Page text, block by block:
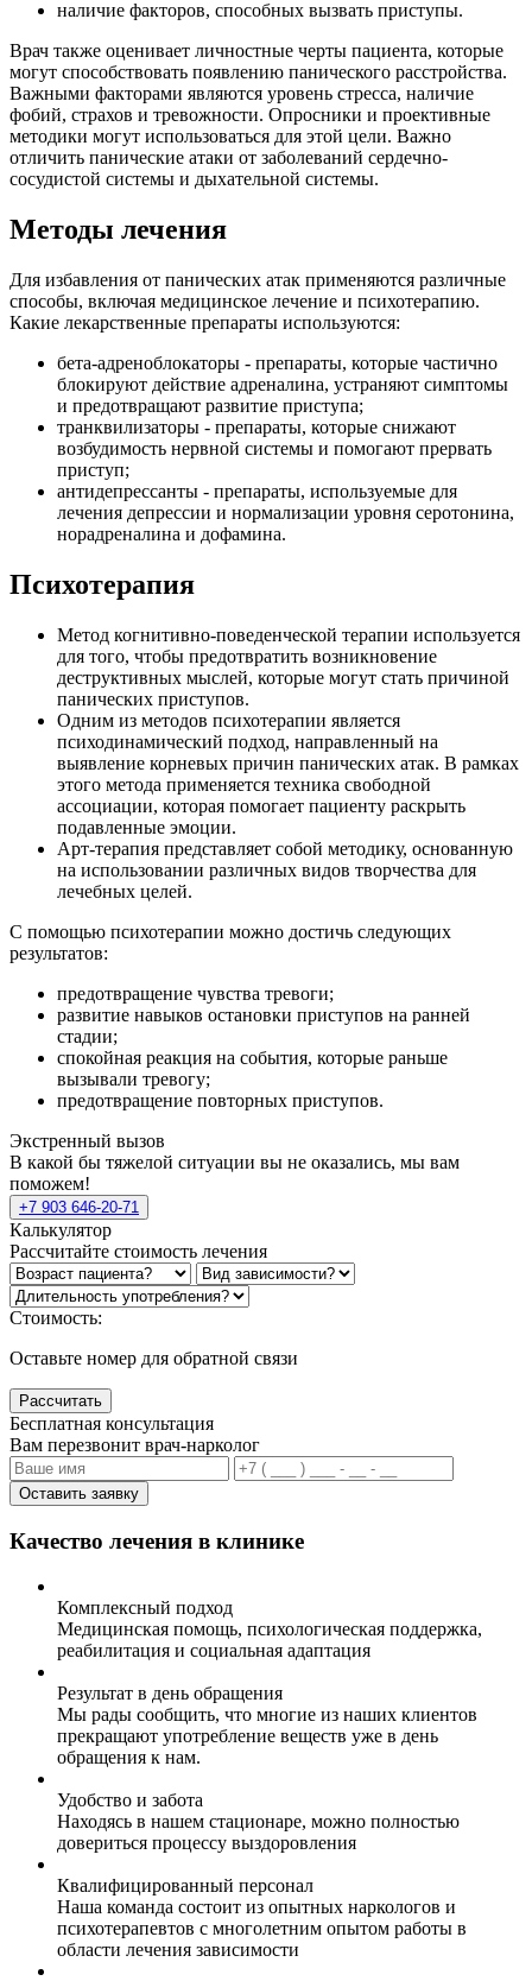
наличие факторов, способных вызвать приступы.
Врач также оценивает личностные черты пациента, которые
могут способствовать появлению панического расстройства.
Важными факторами являются уровень стресса, наличие
фобий, страхов и тревожности. Опросники и проективные
методики могут использоваться для этой цели. Важно
отличить панические атаки от заболеваний сердечно-
сосудистой системы и дыхательной системы.
Методы лечения
Для избавления от панических атак применяются различные
способы, включая медицинское лечение и психотерапию.
Какие лекарственные препараты используются:
бета-адреноблокаторы - препараты, которые частично
блокируют действие адреналина, устраняют симптомы
и предотвращают развитие приступа;
транквилизаторы - препараты, которые снижают
возбудимость нервной системы и помогают прервать
приступ;
антидепрессанты - препараты, используемые для
лечения депрессии и нормализации уровня серотонина,
норадреналина и дофамина.
Психотерапия
Метод когнитивно-поведенческой терапии используется
для того, чтобы предотвратить возникновение
деструктивных мыслей, которые могут стать причиной
панических приступов.
Одним из методов психотерапии является
психодинамический подход, направленный на
выявление корневых причин панических атак. В рамках
этого метода применяется техника свободной
ассоциации, которая помогает пациенту раскрыть
подавленные эмоции.
Арт-терапия представляет собой методику, основанную
на использовании различных видов творчества для
лечебных целей.
С помощью психотерапии можно достичь следующих
результатов:
предотвращение чувства тревоги;
развитие навыков остановки приступов на ранней
стадии;
спокойная реакция на события, которые раньше
вызывали тревогу;
предотвращение повторных приступов.
Экстренный вызов
В какой бы тяжелой ситуации вы не оказались, мы вам
поможем!
+7 903 646-20-71
Калькулятор
Рассчитайте стоимость лечения
Стоимость:
Оставьте номер для обратной связи
Рассчитать
Бесплатная консультация
Вам перезвонит врач-нарколог
Оставить заявку
Качество лечения в клинике
Комплексный подход
Медицинская помощь, психологическая поддержка,
реабилитация и социальная адаптация
Результат в день обращения
Мы рады сообщить, что многие из наших клиентов
прекращают употребление веществ уже в день
обращения к нам.
Удобство и забота
Находясь в нашем стационаре, можно полностью
довериться процессу выздоровления
Квалифицированный персонал
Наша команда состоит из опытных наркологов и
психотерапевтов с многолетним опытом работы в
области лечения зависимости